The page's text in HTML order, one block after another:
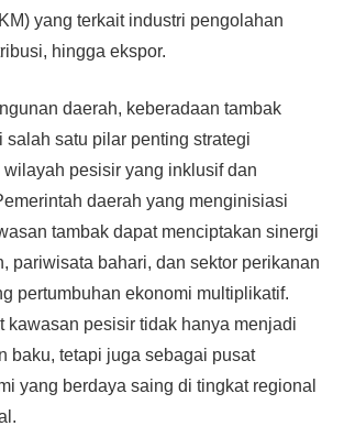
yang terkait industri pengolahan
hingga ekspor.
daerah, keberadaan tambak
salah satu pilar penting strategi
pesisir yang inklusif dan
daerah yang menginisiasi
tambak dapat menciptakan sinergi
pariwisata bahari, dan sektor perikanan
pertumbuhan ekonomi multiplikatif.
kawasan pesisir tidak hanya menjadi
baku, tetapi juga sebagai pusat
yang berdaya saing di tingkat regional